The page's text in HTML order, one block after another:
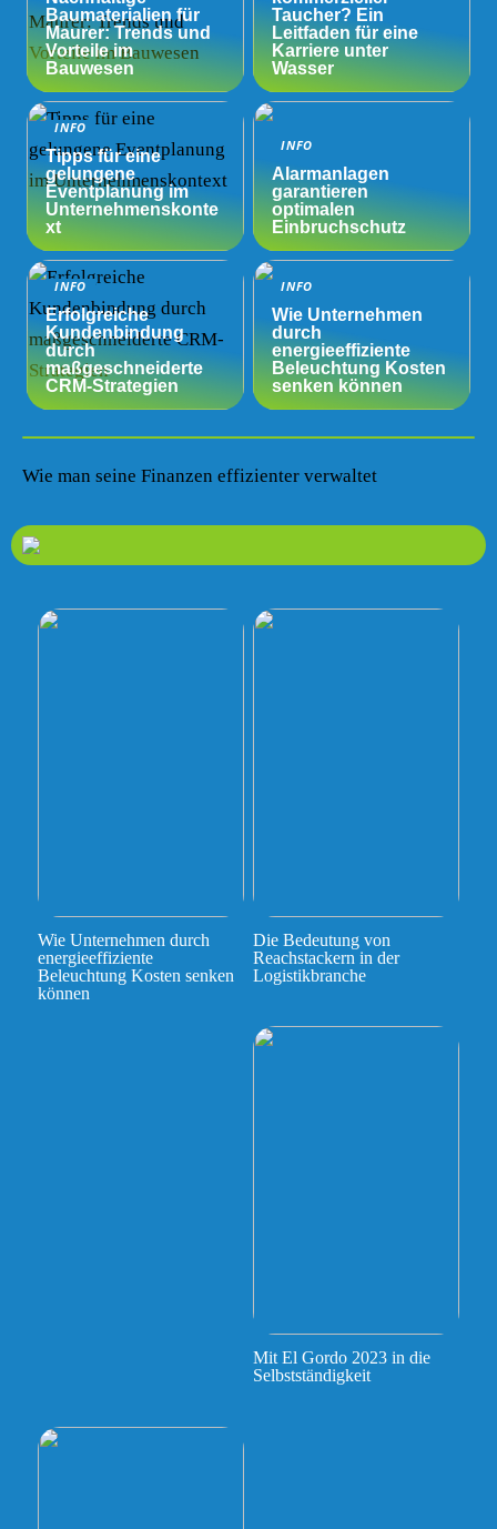
Baumaterialien für
Maurer: Trends und
Vorteile im
Bauwesen
Taucher? Ein
Leitfaden für eine
Karriere unter
Wasser
INFO
Tipps für eine
gelungene
Eventplanung im
Unternehmenskonte
xt
INFO
Alarmanlagen
garantieren
optimalen
Einbruchschutz
INFO
Erfolgreiche
Kundenbindung
durch
maßgeschneiderte
CRM-Strategien
INFO
Wie Unternehmen
durch
energieeffiziente
Beleuchtung Kosten
senken können
Wie man seine Finanzen effizienter verwaltet
Wie Unternehmen durch
energieeffiziente
Beleuchtung Kosten senken
können
Die Bedeutung von
Reachstackern in der
Logistikbranche
Mit El Gordo 2023 in die
Selbstständigkeit